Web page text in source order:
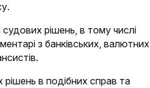
рішень, в тому числі
з банківських, валютних
рішень в подібних справ та